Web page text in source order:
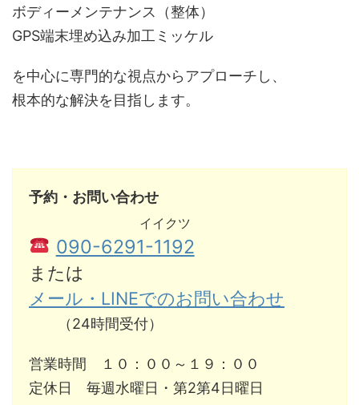
ボディーメンテナンス（整体）
GPS端末埋め込み加工ミッケル
を中心に専門的な視点からアプローチし、
根本的な解決を目指します。
予約・お問い合わせ
イイクツ
090-6291-1192
または
メール・LINEでのお問い合わせ
（24時間受付）
営業時間 １０：００～１９：００
定休日 毎週水曜日・第2第4日曜日